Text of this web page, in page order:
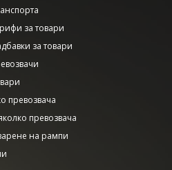
за товари
за товари
превозвача
превозвача
на рампи